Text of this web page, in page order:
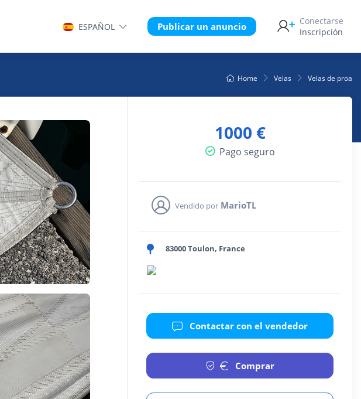
ESPAÑOL Publicar un anuncio
Conectarse
Inscripción
Home Velas Velas de proa
1000 €
Pago seguro
Vendido por MarioTL
83000 Toulon, France
Contactar con el vendedor
Comprar